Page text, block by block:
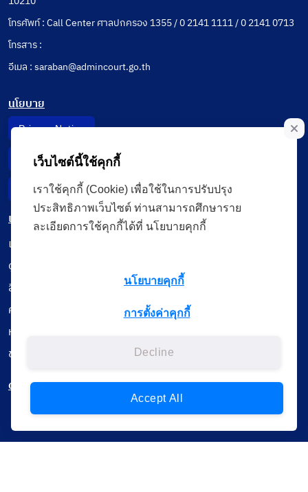
โทรศัพท์ : Call Center ศาลปกครอง 1355 / 0 2141 1111 / 0 2141 0713
โทรสาร :
อีเมล : saraban@admincourt.go.th
นโยบาย
Privacy Notice
Data Subject Right
Incident Report
เมนู
เรียนออนไลน์
ดูถ่ายทอดสด
สื่อการเรียนรู้
ค้นรายการหนังสือ
หนังสืออิเล็กทรอนิกส์
ข้อมูลผู้ใช้งาน
ดาวน์โหลดใช้งานบนแอปพลิเคชัน
เว็บไซต์นี้ใช้คุกกี้
เราใช้คุกกี้ (Cookie) เพื่อใช้ในการปรับปรุง
ประสิทธิภาพเว็บไซต์ ท่านสามารถศึกษาราย
ละเอียดการใช้คุกกี้ได้ที่ นโยบายคุกกี้
นโยบายคุกกี้
การตั้งค่าคุกกี้
Decline
Accept All